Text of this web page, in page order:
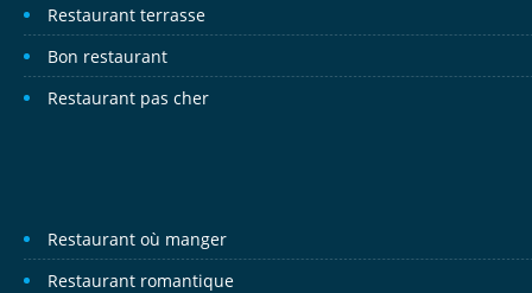
Restaurant terrasse
Bon restaurant
Restaurant pas cher
Restaurant où manger
Restaurant romantique